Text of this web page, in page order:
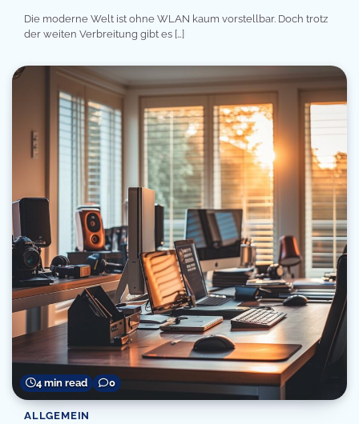
Die moderne Welt ist ohne WLAN kaum vorstellbar. Doch trotz
der weiten Verbreitung gibt es […]
4 min read 0
ALLGEMEIN